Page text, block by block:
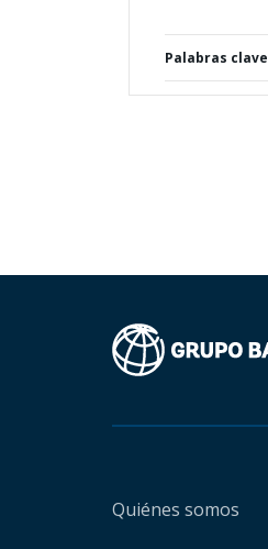
Palabras clave
Quiénes somos